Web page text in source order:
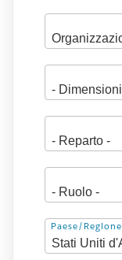
Indirizzo
Paese/Regione